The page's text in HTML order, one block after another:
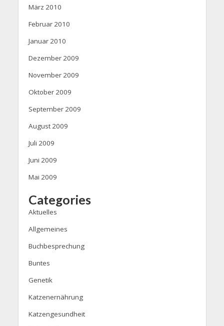
März 2010
Februar 2010
Januar 2010
Dezember 2009
November 2009
Oktober 2009
September 2009
August 2009
Juli 2009
Juni 2009
Mai 2009
Categories
Aktuelles
Allgemeines
Buchbesprechung
Buntes
Genetik
Katzenernährung
Katzengesundheit